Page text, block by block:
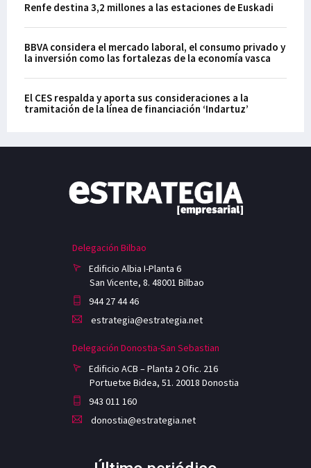
Renfe destina 3,2 millones a las estaciones de Euskadi
BBVA considera el mercado laboral, el consumo privado y
la inversión como las fortalezas de la economía vasca
El CES respalda y aporta sus consideraciones a la
tramitación de la línea de financiación ‘Indartuz’
Delegación Bilbao
Edificio Albia I-Planta 6
San Vicente, 8. 48001 Bilbao
944 27 44 46
estrategia@estrategia.net
Delegación Donostia-San Sebastian
Edificio ACB – Planta 2 Ofic. 216
Portuetxe Bidea, 51. 20018 Donostia
943 011 160
donostia@estrategia.net